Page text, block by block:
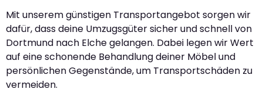
Mit unserem günstigen Transportangebot sorgen wir
dafür, dass deine Umzugsgüter sicher und schnell von
Dortmund nach Elche gelangen. Dabei legen wir Wert
auf eine schonende Behandlung deiner Möbel und
persönlichen Gegenstände, um Transportschäden zu
vermeiden.